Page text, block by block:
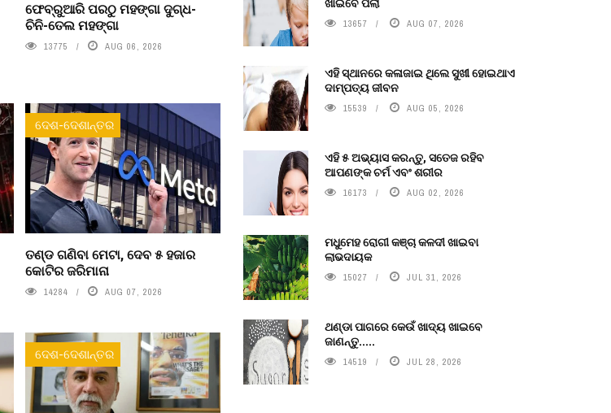
ଫେବ୍ରୁଆରି ପରଠୁ ମହଙ୍ଗା ଦୁଗ୍ଧ-
ଚିନି-ତେଲ ମହଙ୍ଗା
13775 AUG 06, 2026
ଦେଶ-ଦେଶାନ୍ତର
ତଣ୍ଡ ଗଣିବା ମେଟା, ଦେବ ୫ ହଜାର
କୋଟିର ଜରିମାନା
14284 AUG 07, 2026
ଦେଶ-ଦେଶାନ୍ତର
13657 AUG 07, 2026
ଏହି ସ୍ଥାନରେ କଳାଜାଇ ଥିଲେ ସୁଖୀ ହୋଇଥାଏ
ଦାମ୍ପତ୍ୟ ଜୀବନ
15539 AUG 05, 2026
ଏହି ୫ ଅଭ୍ୟାସ କରନ୍ତୁ, ସତେଜ ରହିବ
ଆପଣଙ୍କ ଚର୍ମ ଏବଂ ଶରୀର
16173 AUG 02, 2026
ମଧୁମେହ ରୋଗୀ କଞ୍ଚା କଳଦୀ ଖାଇବା
ଲାଭଦାୟକ
15027 JUL 31, 2026
ଥଣ୍ଡା ପାଗରେ କେଉଁ ଖାଦ୍ୟ ଖାଇବେ
ଜାଣନ୍ତୁ.....
14519 JUL 28, 2026